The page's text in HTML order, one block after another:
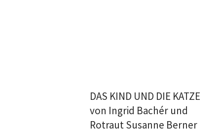
DAS KIND UND DIE KATZE
von Ingrid Bachér und
Rotraut Susanne Berner